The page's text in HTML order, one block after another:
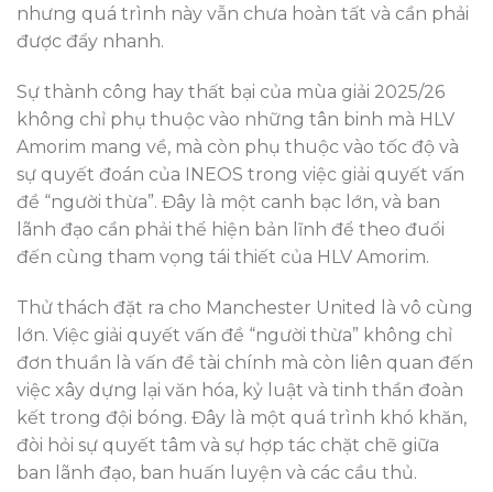
nhưng quá trình này vẫn chưa hoàn tất và cần phải
được đẩy nhanh.
Sự thành công hay thất bại của mùa giải 2025/26
không chỉ phụ thuộc vào những tân binh mà HLV
Amorim mang về, mà còn phụ thuộc vào tốc độ và
sự quyết đoán của INEOS trong việc giải quyết vấn
đề “người thừa”. Đây là một canh bạc lớn, và ban
lãnh đạo cần phải thể hiện bản lĩnh để theo đuổi
đến cùng tham vọng tái thiết của HLV Amorim.
Thử thách đặt ra cho Manchester United là vô cùng
lớn. Việc giải quyết vấn đề “người thừa” không chỉ
đơn thuần là vấn đề tài chính mà còn liên quan đến
việc xây dựng lại văn hóa, kỷ luật và tinh thần đoàn
kết trong đội bóng. Đây là một quá trình khó khăn,
đòi hỏi sự quyết tâm và sự hợp tác chặt chẽ giữa
ban lãnh đạo, ban huấn luyện và các cầu thủ.